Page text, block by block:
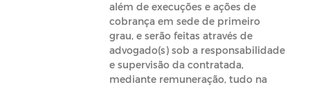
além de execuções e ações de
cobrança em sede de primeiro
grau, e serão feitas através de
advogado(s) sob a responsabilidade
e supervisão da contratada,
mediante remuneração, tudo na